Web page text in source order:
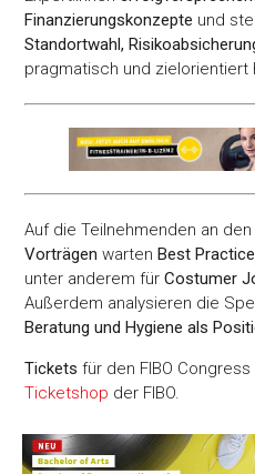
Finanzierungskonzepte und
Standortwahl,
pragmatisch und zielorientiert
Auf die Teilnehmenden an
Vorträgen wartenBest
unter anderem fürCostumer
Außerdem analysieren die
Beratung und Hygiene als
Tickets für den FIBO
Ticketshop der FIBO.